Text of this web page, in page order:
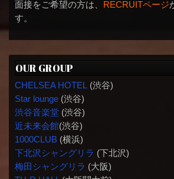
面接をご希望の方は、 RECRUITページ
す。
OUR GROUP
CHELSEA HOTEL (渋谷)
Star lounge(渋谷)
渋谷音楽堂(渋谷)
近未来会館(渋谷)
1000CLUB(横浜)
下北沢シャングリラ (下北沢)
梅田シャングリラ (大阪)